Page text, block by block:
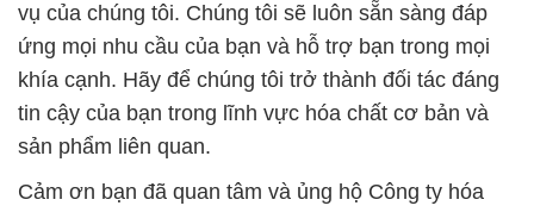
vụ của chúng tôi. Chúng tôi sẽ luôn sẵn sàng đáp
ứng mọi nhu cầu của bạn và hỗ trợ bạn trong mọi
khía cạnh. Hãy để chúng tôi trở thành đối tác đáng
tin cậy của bạn trong lĩnh vực hóa chất cơ bản và
sản phẩm liên quan.
Cảm ơn bạn đã quan tâm và ủng hộ Công ty hóa